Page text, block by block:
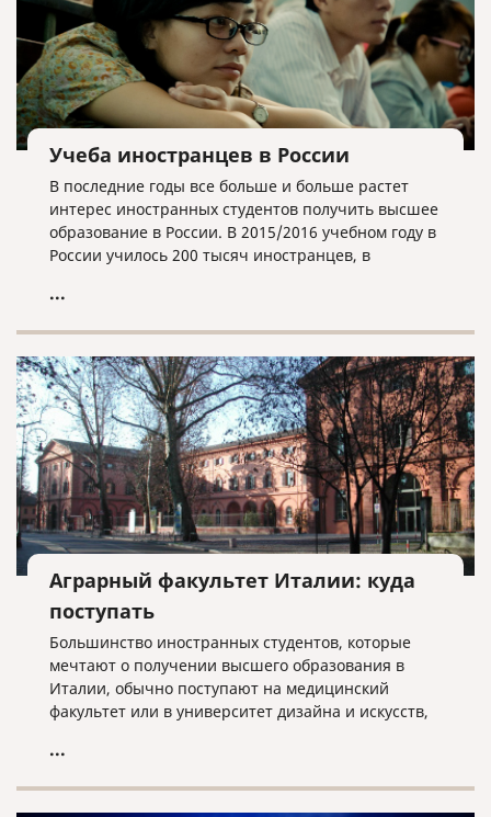
Учеба иностранцев в России
В последние годы все больше и больше растет
интерес иностранных студентов получить высшее
образование в России. В 2015/2016 учебном году в
России училось 200 тысяч иностранцев, в
257 тысяч. То есть их количество за три года
больше. Если в 2016/2017 учебном году студенты
из-за границы учились в 693 университетах
нашей страны, то сейчас – в 703. Это почти 92%
всех вузов (всего в России работает 766 высших
учебных заведений).
...
Аграрный факультет Италии: куда
поступать
Большинство иностранных студентов, которые
мечтают о получении высшего образования в
Италии, обычно поступают на медицинский
факультет или в университет дизайна и искусств,
можно получить высшее образование
...